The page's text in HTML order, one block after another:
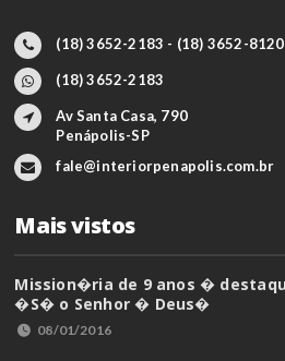
(18) 3652-2183 - (18) 3652-8120
(18) 3652-2183
Av Santa Casa, 790
Penápolis-SP
fale@interiorpenapolis.com.br
Mais vistos
Mission�ria de 9 anos �
�S� o Senhor � Deus�
08/01/2016